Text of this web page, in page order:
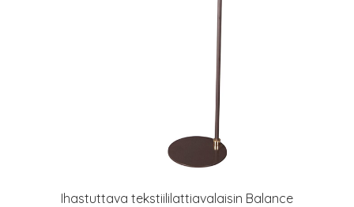
Ihastuttava tekstiililattiavalaisin Balance